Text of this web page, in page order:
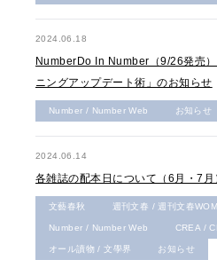
2024.06.18
NumberDo In Number（9/26発売
ニングアップデート術」のお知らせ
Number / Number Web お知らせ
2024.06.14
各雑誌の配本日について（6月・7月
文藝春秋 週刊文春 / 週刊文春
Number / Number Web CREA /
オール讀物 / 文學界 お知らせ